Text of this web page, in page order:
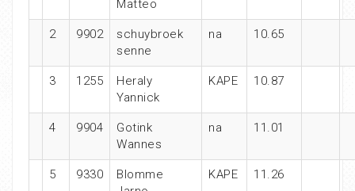
Matteo
2 9902
schuybroek
senne
na 10.65
3 1255
Heraly
Yannick
KAPE 10.87
4 9904
Gotink
Wannes
na 11.01
5 9330
Blomme
KAPE 11.26